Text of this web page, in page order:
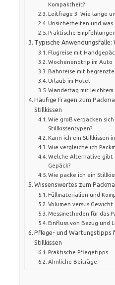
Kompaktheit?
Leitfrage 3: Wie lange
Unsicherheiten und
Praktische Empfehlungen
Typische Anwendungsfälle:
Flugreise mit
Wochenendtrip im Auto
Bahnreise mit
Urlaub im Hotel
Wandertag mit leichtem
Häufige Fragen zum
Stillkissen
Wie groß verpacken
Stillkissentypen?
Kann ich ein Stillkissen
Wie vergleiche ich
Welche Alternative gibt
Gepäck?
Wie packe ich ein
Wissenswertes zum
Füllmaterialien und
Volumen versus Gewicht
Messmethoden für das
Einfluss von Bezug und
Pflege- und Wartungstipps
Stillkissen
Praktische Pflegetipps
Ähnliche Beiträge: